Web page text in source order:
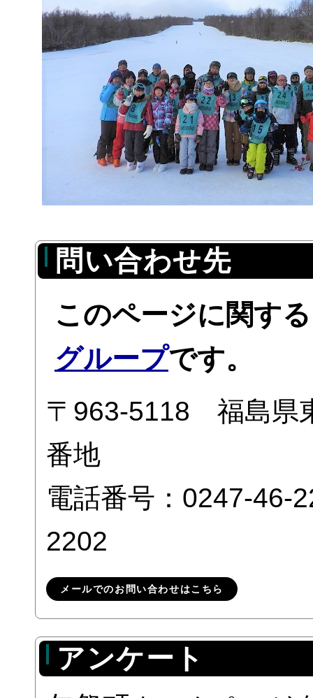
問い合わせ先
このページに関す
グループです。
〒963-5118 福島県
番地
電話番号：0247-
2202
メールでのお問い合わせはこちら
アンケート